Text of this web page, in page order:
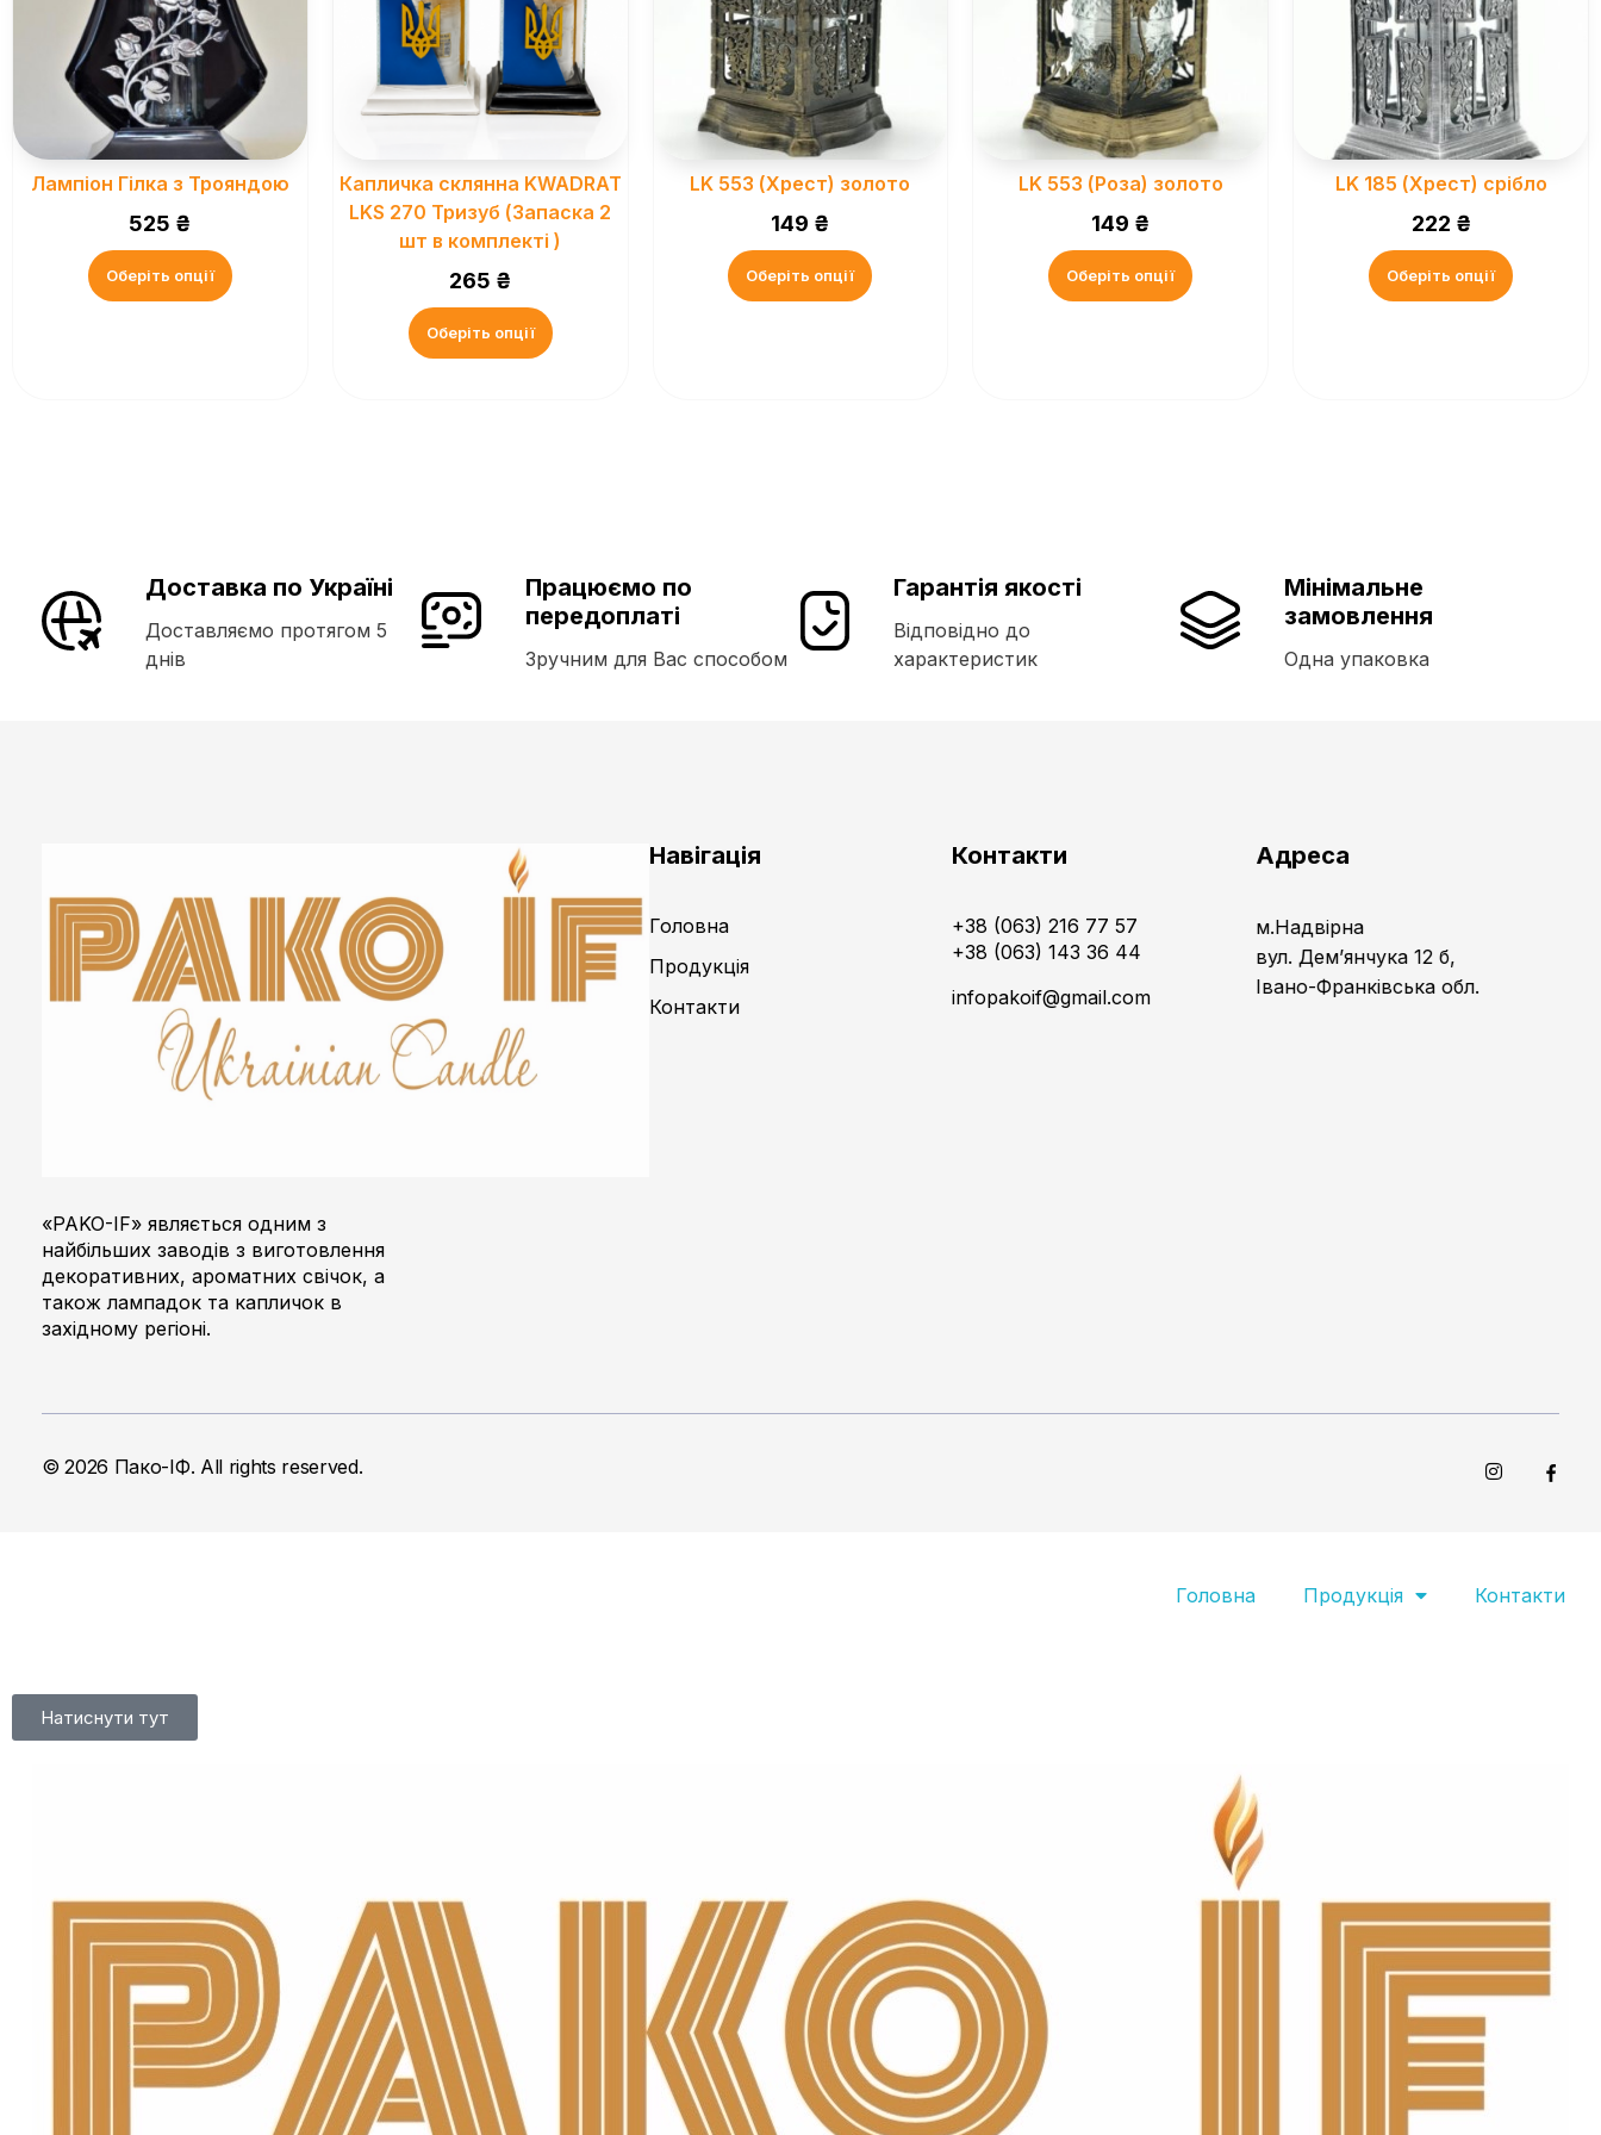
Лампіон Гілка з Трояндою
525 ₴
Оберіть опції
Капличка склянна KWADRAT
LKS 270 Тризуб (Запаска 2
шт в комплекті )
265 ₴
Оберіть опції
LK 553 (Хрест) золото
149 ₴
Оберіть опції
LK 553 (Роза) золото
149 ₴
Оберіть опції
LK 185 (Хрест) срібло
222 ₴
Оберіть опції
Доставка по Україні
Доставляємо протягом 5
днів
Працюємо по
передоплаті
Зручним для Вас способом
Гарантія якості
Відповідно до
характеристик
Мінімальне
замовлення
Одна упаковка
«PAKO-IF» являється одним з
найбільших заводів з виготовлення
декоративних, ароматних свічок, а
також лампадок та капличок в
західному регіоні.
Навігація
Головна
Продукція
Контакти
Контакти
+38 (063) 216 77 57
+38 (063) 143 36 44
infopakoif@gmail.com
Адреса
м.Надвірна
вул. Дем’янчука 12 б,
Івано-Франківська обл.
© 2026 Пако-ІФ. All rights reserved.
Головна Продукція Контакти
Натиснути тут